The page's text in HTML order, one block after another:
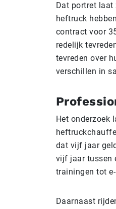
Dat portret
heftruck
contract voor
redelijk
tevreden over
verschillen in
Het onderzoek
dat vijf jaar
vijf jaar tussen
trainingen tot
Daarnaast